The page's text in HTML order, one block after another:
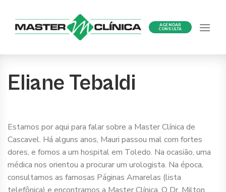
AGENDAR
CONSULTA
Eliane Tebaldi
Estamos por aqui para falar sobre a Master Clínica de
Cascavel. Há alguns anos, Mauri passou mal com fortes
dores, e fomos a um hospital em Toledo. Na ocasião, uma
médica nos orientou a procurar um urologista. Na época,
consultamos as famosas Páginas Amarelas (lista
telefônica) e encontramos a Master Clínica. O Dr. Milton